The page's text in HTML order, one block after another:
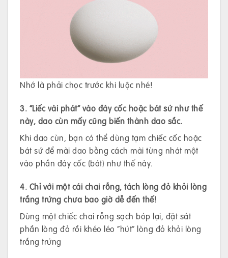
Nhớ là phải chọc trước khi luộc nhé!
3. “Liếc vài phát” vào đáy cốc hoặc bát sứ như thế
này, dao cùn mấy cũng biến thành dao sắc.
Khi dao cùn, bạn có thể dùng tạm chiếc cốc hoặc
bát sứ để mài dao bằng cách mài từng nhát một
vào phần đáy cốc (bát) như thế này.
4. Chỉ với một cái chai rỗng, tách lòng đỏ khỏi lòng
trắng trứng chưa bao giờ dễ đến thế!
Dùng một chiếc chai rỗng sạch bóp lại, đặt sát
phần lòng đỏ rồi khéo léo “hút” lòng đỏ khỏi lòng
trắng trứng